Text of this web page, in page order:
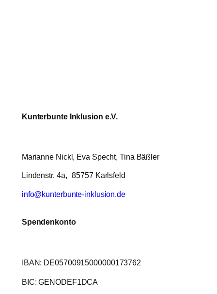
Kunterbunte Inklusion e.V.
Marianne Nickl, Eva Specht, Tina Bäßler
Lindenstr. 4a, 85757 Karlsfeld
info@kunterbunte-inklusion.de
Spendenkonto
IBAN: DE05700915000000173762
BIC: GENODEF1DCA